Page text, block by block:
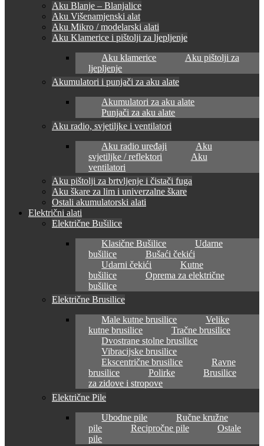
Aku Blanje – Blanjalice
Aku Višenamjenski alat
Aku Mikro / modelarski alati
Aku Klamerice i pištolji za ljepljenje
Aku klamerice
Aku pištolji za
ljepljenje
Akumulatori i punjači za aku alate
Akumulatori za aku alate
Punjači za aku alate
Aku radio, svjetiljke i ventilatori
Aku radio uređaji
Aku
svjetiljke / reflektori
Aku
ventilatori
Aku pištolji za brtvljenje i čistači fuga
Aku škare za lim i univerzalne škare
Ostali akumulatorski alati
Električni alati
Električne Bušilice
Klasične Bušilice
Udarne
bušilice
Bušaći čekići
Udarni čekići
Kutne
bušilice
Oprema za električne
bušilice
Električne Brusilice
Male kutne brusilice
Velike
kutne brusilice
Tračne brusilice
Dvostrane stolne brusilice
Vibracijske brusilice
Ekscentrične brusilice
Ravne
brusilice
Polirke
Brusilice
za zidove i stropove
Električne Pile
Ubodne pile
Ručne kružne
pile
Recipročne pile
Ostale
pile